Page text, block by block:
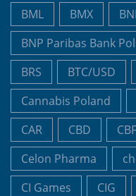
BML
BMX
BNP Paribas Bank
BRS
BTC/USD
Cannabis Poland
CAR
CBD CBF
Celon Pharma
CI Games
CIG